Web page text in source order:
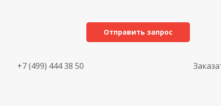
Отправить запрос
+7 (499) 444 38 50